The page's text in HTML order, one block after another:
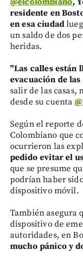
residente en
en esa ciudad
un saldo de dos
heridas.
"Las calles están
evacuación de
salir de las casas,
desde su cuenta
Según el reporte
Colombiano que
ocurrieron las
pedido evitar el
que se presume
podrían haber
dispositivo móvil.
También asegura
dispositivo de
autoridades, en
mucho pánico y